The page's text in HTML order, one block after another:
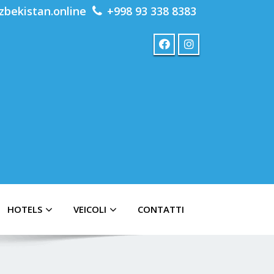
+998 93 338 8383
HOTELS VEICOLI CONTATTI